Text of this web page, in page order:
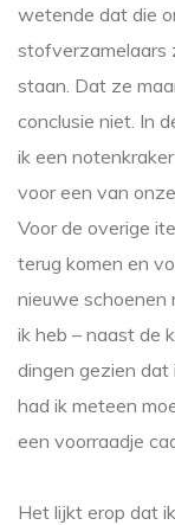
wetende dat die
stofverzamelaars
staan. Dat ze
conclusie niet. In
ik een
voor een van
Voor de overige
terug komen en
nieuwe schoenen
ik heb – naast de
dingen gezien dat
had ik meteen
een voorraadje
Het lijkt erop dat